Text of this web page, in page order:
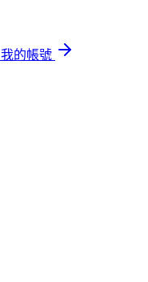
我的帳號